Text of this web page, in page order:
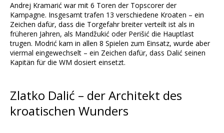
Andrej Kramarić war mit 6 Toren der Topscorer der
Kampagne. Insgesamt trafen 13 verschiedene Kroaten – ein
Zeichen dafür, dass die Torgefahr breiter verteilt ist als in
früheren Jahren, als Mandžukić oder Perišić die Hauptlast
trugen. Modrić kam in allen 8 Spielen zum Einsatz, wurde aber
viermal eingewechselt – ein Zeichen dafür, dass Dalić seinen
Kapitän für die WM dosiert einsetzt.
Zlatko Dalić – der Architekt des
kroatischen Wunders